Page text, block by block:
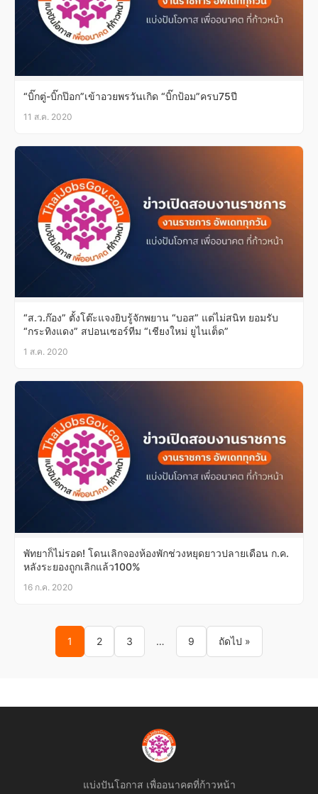
“บิ๊กตู่-บิ๊กป๊อก”เข้าอวยพรวันเกิด “บิ๊กป้อม”ครบ75ปี
11 ส.ค. 2020
“ส.ว.ก๊อง” ตั้งโต๊ะแจงยิบรู้จักพยาน “บอส” แต่ไม่สนิท ยอมรับ
“กระทิงแดง” สปอนเซอร์ทีม “เชียงใหม่ ยูไนเต็ด”
1 ส.ค. 2020
พัทยาก็ไม่รอด! โดนเลิกจองห้องพักช่วงหยุดยาวปลายเดือน ก.ค.
หลังระยองถูกเลิกแล้ว100%
16 ก.ค. 2020
Posts pagination
1 2 3 … 9 ถัดไป »
แบ่งปันโอกาส เพื่ออนาคตที่ก้าวหน้า